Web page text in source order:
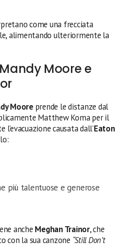
come una frecciata
alimentando ulteriormente la
Moore e
Mooreprende le distanze dal
Matthew Koma per il
causata dall’Eaton
più talentuose e generose
anche Meghan Trainor, che
con la sua canzone “Still Don’t